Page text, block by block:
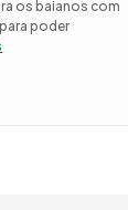
os baianos com
poder